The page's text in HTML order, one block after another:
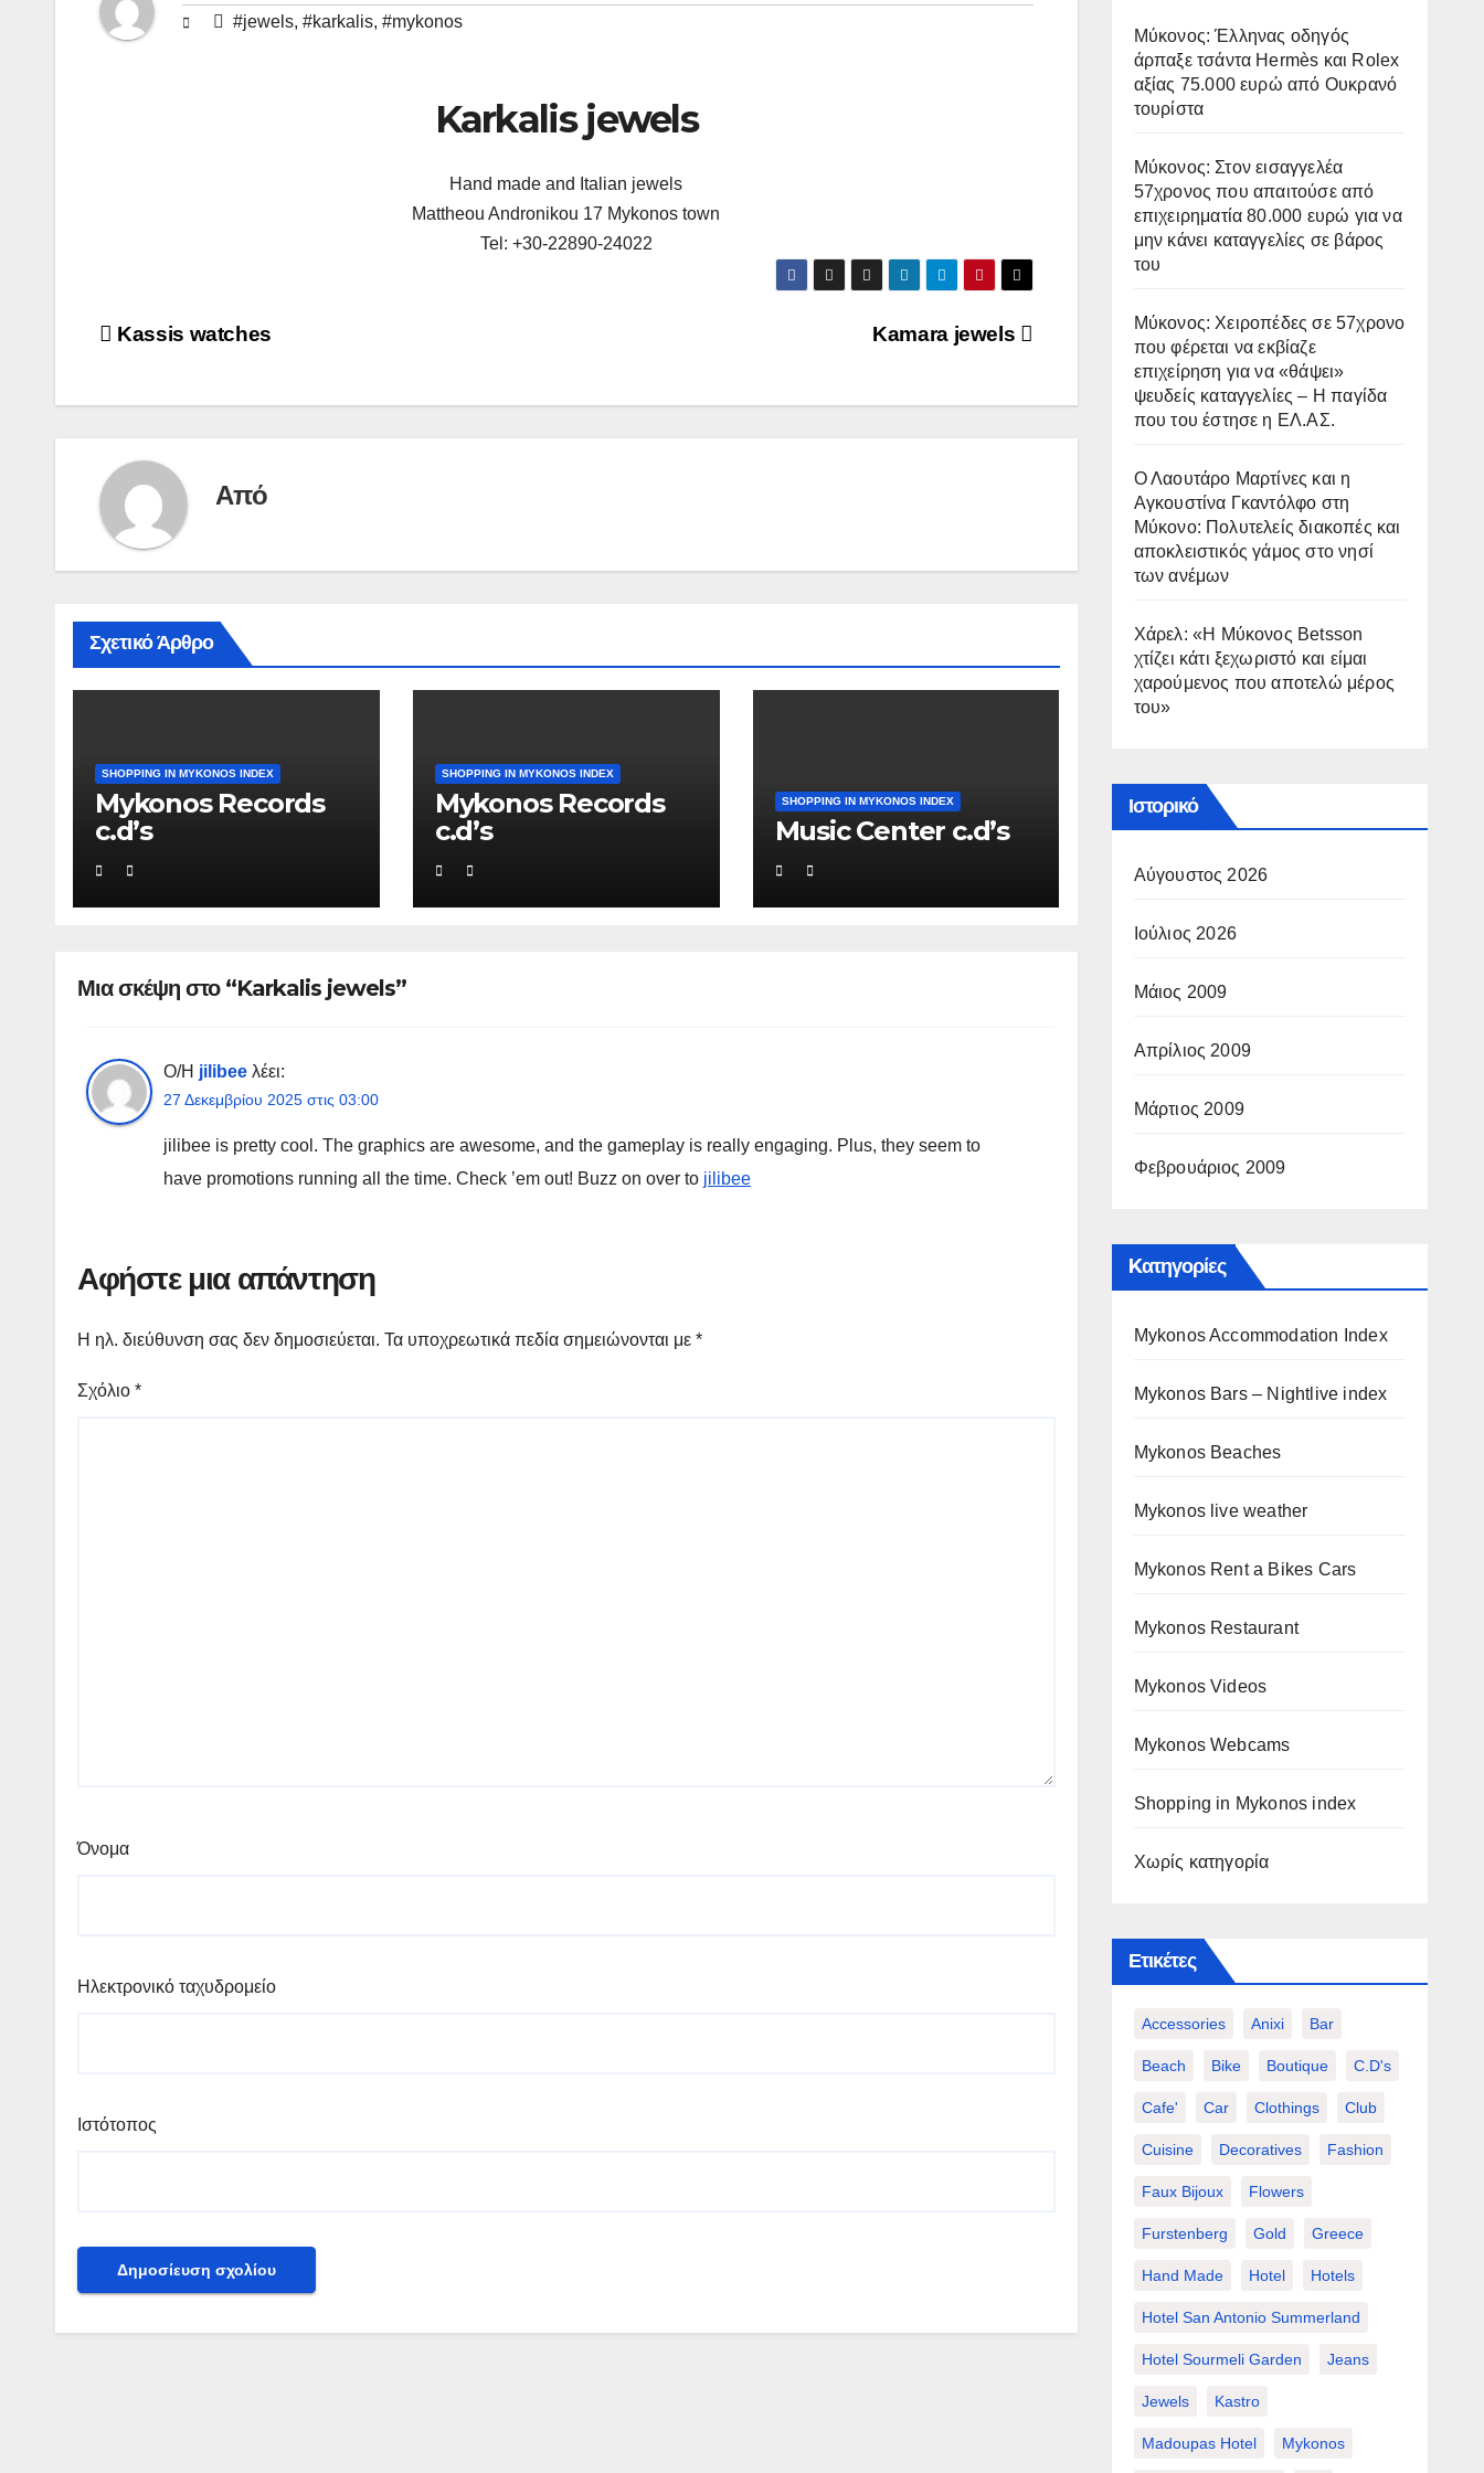
#jewels, #karkalis, #mykonos
Karkalis jewels
Hand made and Italian jewels
Mattheou Andronikou 17 Mykonos town
Tel: +30-22890-24022
Πλοήγηση
Kamara jewels
Kassis watches
Από
Σχετικό Άρθρο
SHOPPING IN MYKONOS INDEX
Mykonos Records
c.d’s
SHOPPING IN MYKONOS INDEX
Mykonos Records
c.d’s
SHOPPING IN MYKONOS INDEX
Music Center c.d’s
Μια σκέψη στο “Karkalis jewels”
Ο/Η jilibee λέει:
27 Δεκεμβρίου 2025 στις 03:00
jilibee is pretty cool. The graphics are awesome, and the gameplay is really engaging. Plus, they seem to
have promotions running all the time. Check ’em out! Buzz on over to jilibee
Αφήστε μια απάντηση
Η ηλ. διεύθυνση σας δεν δημοσιεύεται. Τα υποχρεωτικά πεδία σημειώνονται με *
Σχόλιο *
Όνομα
Ηλεκτρονικό ταχυδρομείο
Ιστότοπος
Μύκονος: Έλληνας οδηγός
άρπαξε τσάντα Hermès και Rolex
αξίας 75.000 ευρώ από Ουκρανό
τουρίστα
Μύκονος: Στον εισαγγελέα
57χρονος που απαιτούσε από
επιχειρηματία 80.000 ευρώ για να
μην κάνει καταγγελίες σε βάρος
του
Μύκονος: Χειροπέδες σε 57χρονο
που φέρεται να εκβίαζε
επιχείρηση για να «θάψει»
ψευδείς καταγγελίες – Η παγίδα
που του έστησε η ΕΛ.ΑΣ.
Ο Λαουτάρο Μαρτίνες και η
Αγκουστίνα Γκαντόλφο στη
Μύκονο: Πολυτελείς διακοπές και
αποκλειστικός γάμος στο νησί
των ανέμων
Χάρελ: «Η Μύκονος Betsson
χτίζει κάτι ξεχωριστό και είμαι
χαρούμενος που αποτελώ μέρος
του»
Ιστορικό
Αύγουστος 2026
Ιούλιος 2026
Μάιος 2009
Απρίλιος 2009
Μάρτιος 2009
Φεβρουάριος 2009
Kατηγορίες
Mykonos Accommodation Index
Mykonos Bars – Nightlive index
Mykonos Beaches
Mykonos live weather
Mykonos Rent a Bikes Cars
Mykonos Restaurant
Mykonos Videos
Mykonos Webcams
Shopping in Mykonos index
Χωρίς κατηγορία
Ετικέτες
Accessories Anixi Bar
Beach Bike Boutique C.d's
Cafe' Car Clothings Club
Cuisine Decoratives Fashion
Faux Bijoux Flowers
Furstenberg Gold Greece
Hand Made Hotel Hotels
Hotel San Antonio Summerland
Hotel Sourmeli Garden Jeans
Jewels Kastro
Madoupas Hotel Mykonos